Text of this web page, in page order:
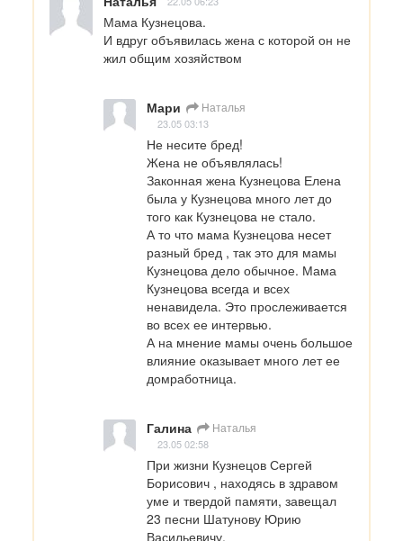
Мама Кузнецова.
И вдруг объявилась жена с которой он не
жил общим хозяйством
Мари Наталья
23.05 03:13
Не несите бред!
Жена не объявлялась!
Законная жена Кузнецова Елена
была у Кузнецова много лет до
того как Кузнецова не стало.
А то что мама Кузнецова несет
разный бред , так это для мамы
Кузнецова дело обычное. Мама
Кузнецова всегда и всех
ненавидела. Это прослеживается
во всех ее интервью.
А на мнение мамы очень большое
влияние оказывает много лет ее
домработница.
Галина Наталья
23.05 02:58
При жизни Кузнецов Сергей
Борисович , находясь в здравом
уме и твердой памяти, завещал
23 песни Шатунову Юрию
Васильевичу.